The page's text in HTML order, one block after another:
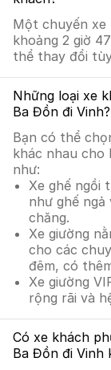
Một chuyến xe
khoảng 2 giờ
thể thay đổi
Những loại xe
Ba Đồn đi Vinh?
Bạn có thể
khác nhau cho
như:
Xe ghế ngồi
như ghế ngả
chăng.
Xe giường
cho các
đêm, có
Xe giường
rộng rãi và
Có xe khách
Ba Đồn đi Vinh